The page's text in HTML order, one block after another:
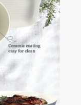
sartenes